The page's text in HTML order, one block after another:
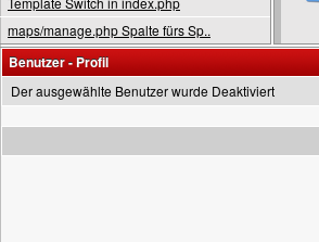
maps/manage.php Spalte fürs Sp..
Benutzer - Profil
Der ausgewählte Benutzer wurde Deaktiviert